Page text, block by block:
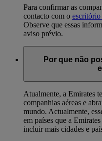
Para confirmar as
contacto com o
Observe que essas
aviso prévio.
Por que não
Atualmente, a Emirates
companhias aéreas e
mundo. Actualmente,
em países que a
incluir mais cidades e